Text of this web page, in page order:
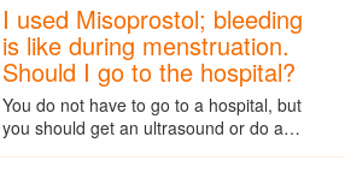
I used Misoprostol; bleeding
is like during menstruation.
Should I go to the hospital?
You do not have to go to a hospital, but
you should get an ultrasound or do a…